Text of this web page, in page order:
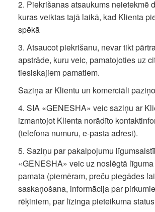
2. Piekrišanas atsaukums neietekmē
kuras veiktas tajā laikā, kad Klienta
spēkā
3. Atsaucot piekrišanu, nevar tikt
apstrāde, kuru veic, pamatojoties uz
tiesiskajiem pamatiem.
Saziņa ar Klientu un komerciāli
4. SIA «GENESHA» veic saziņu ar
izmantojot Klienta norādīto
(telefona numuru, e-pasta adresi).
5. Saziņu par pakalpojumu
«GENESHA» veic uz noslēgtā līguma
pamata (piemēram, preču piegādes
saskaņošana, informācija par
rēķiniem, par līzinga pieteikuma